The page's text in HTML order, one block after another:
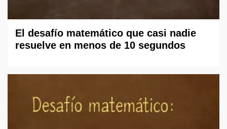
El desafío matemático que casi nadie
resuelve en menos de 10 segundos